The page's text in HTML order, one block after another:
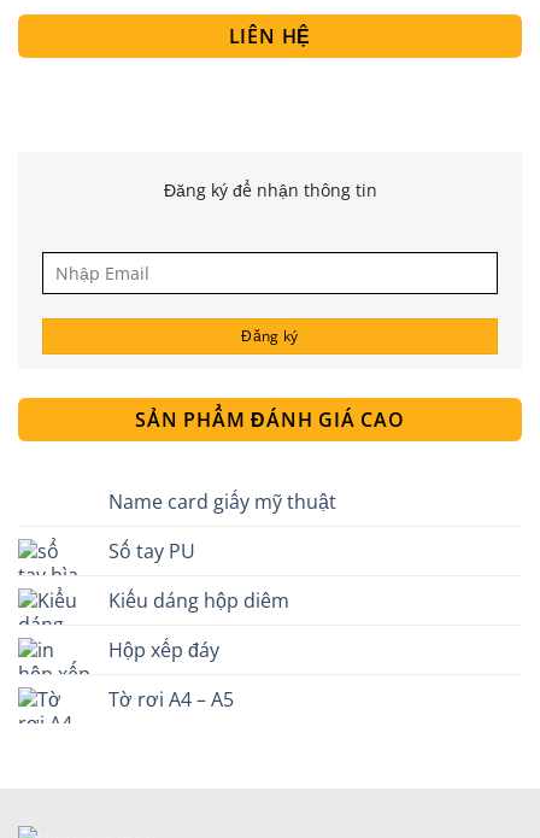
LIÊN HỆ
Đăng ký để nhận thông tin
SẢN PHẨM ĐÁNH GIÁ CAO
Name card giấy mỹ thuật
Sổ tay PU
Kiểu dáng hộp diêm
Hộp xếp đáy
Tờ rơi A4 – A5